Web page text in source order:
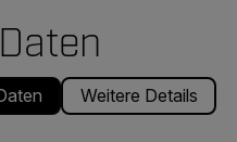
Weitere Details